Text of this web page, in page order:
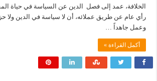
الخلافة، عمد إلى فصل الدين عن السياسة في حياة
رأي عام عن طريق عملائه، أن لا سياسة في الدين ولا
وعمل جاهداً …
أكمل القراءة »